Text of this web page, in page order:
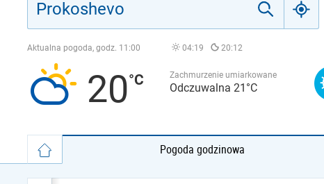
Aktualna pogoda, godz. 11:00 04:19 20:12
20 Zachmurzenie umiarkowane
Odczuwalna 21°C
Pogoda godzinowa